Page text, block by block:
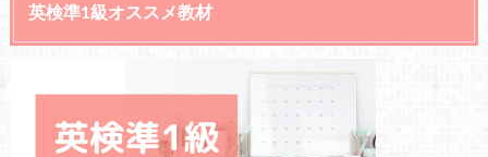
英検準1級オススメ教材